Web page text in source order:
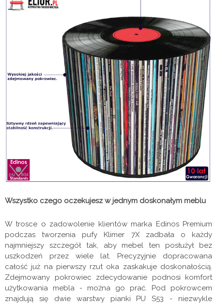
Wszystko czego oczekujesz w jednym doskonałym meblu
W trosce o zadowolenie klientów marka Edinos Premium
podczas tworzenia pufy Klimer 7X zadbała o każdy
najmniejszy szczegół tak, aby mebel ten posłużył bez
uszkodzeń przez wiele lat. Precyzyjnie dopracowana
całość już na pierwszy rzut oka zaskakuje doskonałością.
Zdejmowany pokrowiec zdecydowanie podnosi komfort
użytkowania mebla - można go prać. Pod pokrowcem
znajdują się dwie warstwy pianki PU S53 - niezwykle